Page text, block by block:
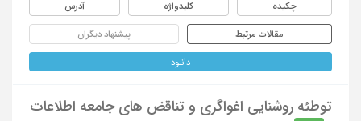
چکیده کلیدواژه آدرس
مقالات مرتبط پیشنهاد دیگران
دانلود
توطئه روشنایی اغواگری و تناقض های جامعه اطلاعات